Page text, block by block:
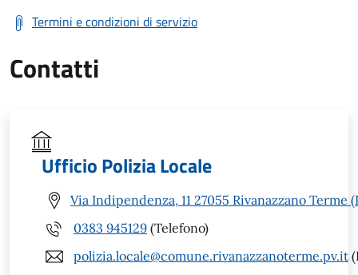
Termini e condizioni di servizio
Contatti
Ufficio Polizia Locale
Via Indipendenza, 11 27055 Rivanazzano Terme
0383 945129 (Telefono)
polizia.locale@comune.rivanazzanoterme.pv.it